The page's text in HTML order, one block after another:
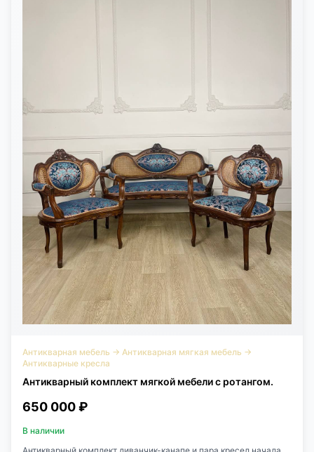
Антикварная мебель → Антикварная мягкая мебель →
Антикварные кресла
Антикварный комплект мягкой мебели с ротангом.
650 000 ₽
В наличии